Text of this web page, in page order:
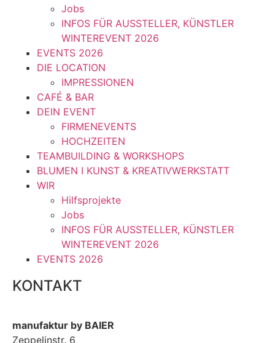
Jobs
INFOS FÜR AUSSTELLER, KÜNSTLER
WINTEREVENT 2026
EVENTS 2026
DIE LOCATION
IMPRESSIONEN
CAFÉ & BAR
DEIN EVENT
FIRMENEVENTS
HOCHZEITEN
TEAMBUILDING & WORKSHOPS
BLUMEN I KUNST & KREATIVWERKSTATT
WIR
Hilfsprojekte
Jobs
INFOS FÜR AUSSTELLER, KÜNSTLER
WINTEREVENT 2026
EVENTS 2026
KONTAKT
manufaktur by BAIER
Zeppelinstr. 6